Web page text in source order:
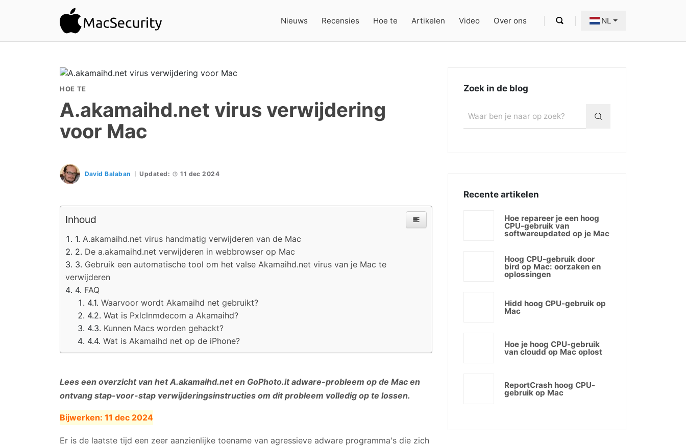
Nieuws Recensies Hoe te Artikelen Video Over ons NL
HOE TE
A.akamaihd.net virus verwijdering
voor Mac
David Balaban Updated: 11 dec 2024
Inhoud
A.akamaihd.net virus handmatig verwijderen van de Mac
De a.akamaihd.net verwijderen in webbrowser op Mac
Gebruik een automatische tool om het valse Akamaihd.net virus van je Mac te
verwijderen
FAQ
Waarvoor wordt Akamaihd net gebruikt?
Wat is Pxlclnmdecom a Akamaihd?
Kunnen Macs worden gehackt?
Wat is Akamaihd net op de iPhone?
Lees een overzicht van het A.akamaihd.net en GoPhoto.it adware-probleem op de Mac en
ontvang stap-voor-stap verwijderingsinstructies om dit probleem volledig op te lossen.
Bijwerken: 11 dec 2024
Er is de laatste tijd een zeer aanzienlijke toename van agressieve adware programma's die zich
Zoek in de blog
Recente artikelen
Hoe repareer je een hoog
CPU-gebruik van
softwareupdated op je Mac
Hoog CPU-gebruik door
bird op Mac: oorzaken en
oplossingen
Hidd hoog CPU-gebruik op
Mac
Hoe je hoog CPU-gebruik
van cloudd op Mac oplost
ReportCrash hoog CPU-
gebruik op Mac